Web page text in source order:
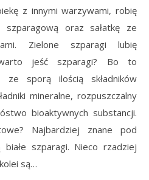
z innymi warzywami, robię
szparagową oraz sałatkę ze
Zielone szparagi lubię
jeść szparagi? Bo to
ze sporą ilością składników
mineralne, rozpuszczalny
bioaktywnych substancji.
Najbardziej znane pod
szparagi. Nieco rzadziej
są…